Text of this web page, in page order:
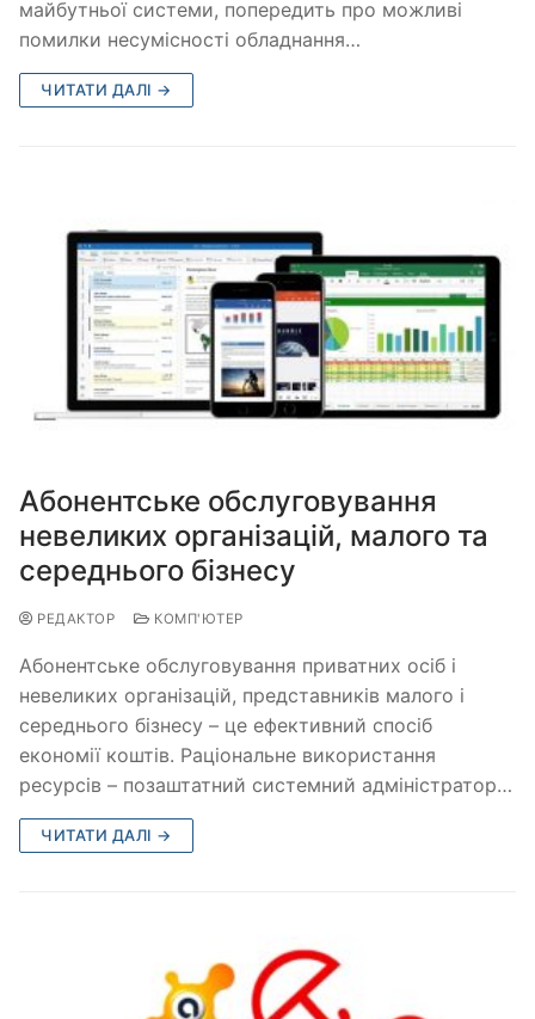
майбутньої системи, попередить про можливі
помилки несумісності обладнання…
ЧИТАТИ ДАЛІ →
Абонентське обслуговування
невеликих організацій, малого та
середнього бізнесу
РЕДАКТОР КОМП'ЮТЕР
Абонентське обслуговування приватних осіб і
невеликих організацій, представників малого і
середнього бізнесу – це ефективний спосіб
економії коштів. Раціональне використання
ресурсів – позаштатний системний адміністратор…
ЧИТАТИ ДАЛІ →